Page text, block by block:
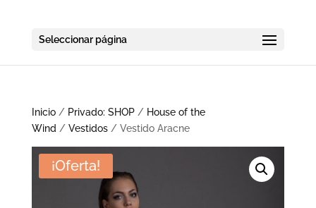
Seleccionar página
Inicio/ Privado: SHOP/ House of the
Wind / Vestidos/ Vestido Aracne
¡Oferta!